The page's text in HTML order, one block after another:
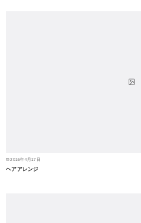
2016年4月17日
ヘアアレンジ